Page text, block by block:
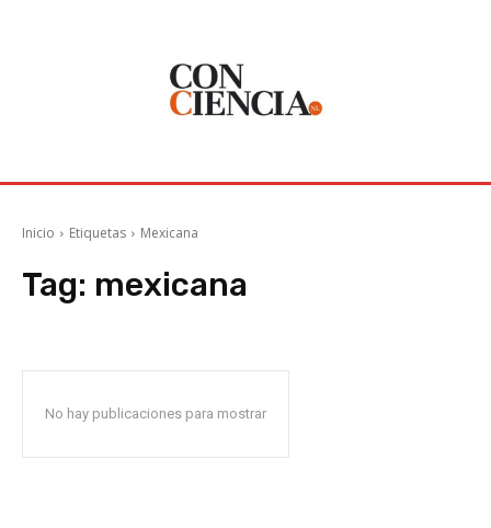
Inicio Etiquetas Mexicana
Tag: mexicana
No hay publicaciones para mostrar